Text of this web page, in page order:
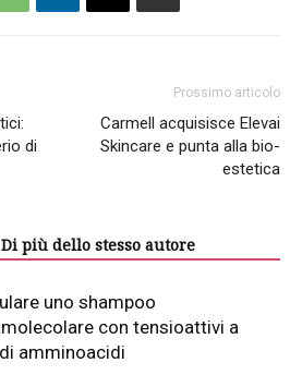
di
Prossimo articolo
Carmell acquisisce Elevai
Skincare e punta alla bio-
estetica
Di più dello stesso autore
uno shampoo
con tensioattivi a
amminoacidi